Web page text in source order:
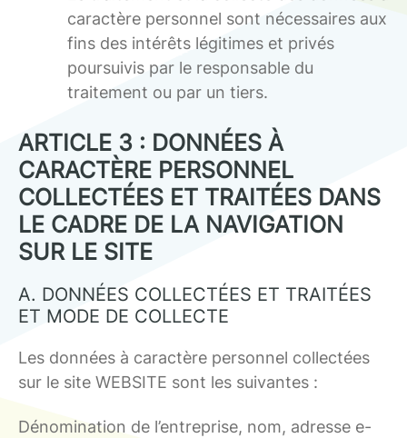
caractère personnel sont nécessaires aux
fins des intérêts légitimes et privés
poursuivis par le responsable du
traitement ou par un tiers.
ARTICLE 3 : DONNÉES À
CARACTÈRE PERSONNEL
COLLECTÉES ET TRAITÉES DANS
LE CADRE DE LA NAVIGATION
SUR LE SITE
A. DONNÉES COLLECTÉES ET TRAITÉES
ET MODE DE COLLECTE
Les données à caractère personnel collectées
sur le site WEBSITE sont les suivantes :
Dénomination de l’entreprise, nom, adresse e-